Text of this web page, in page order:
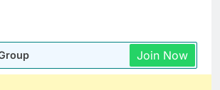
Join Now